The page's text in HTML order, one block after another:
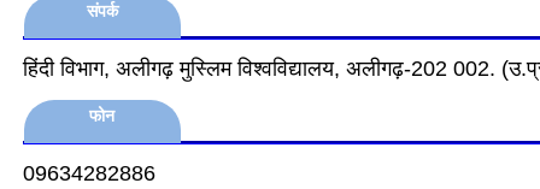
संपर्क
हिंदी विभाग, अलीगढ़ मुस्लिम विश्वविद्यालय, अलीगढ़-202 002.
फोन
09634282886